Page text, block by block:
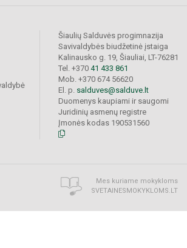
Šiaulių Salduvės progimnazija
Savivaldybės biudžetinė įstaiga
Kalinausko g. 19, Šiauliai, LT-76281
Tel. +370 41 433 861
Mob. +370 674 56620
El. p. salduves@salduve.lt
Duomenys kaupiami ir saugomi
Juridinių asmenų registre
Įmonės kodas 190531560
Mes kuriame mokykloms
SVETAINESMOKYKLOMS.LT